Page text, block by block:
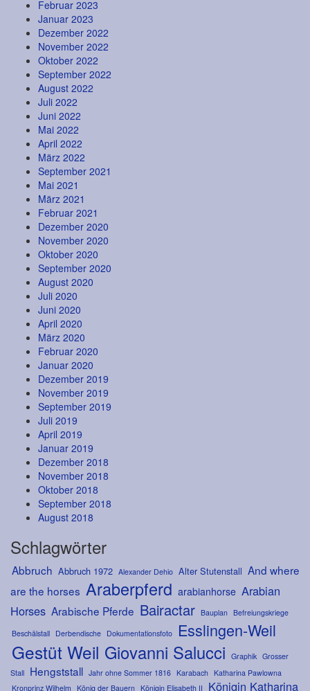
Februar 2023
Januar 2023
Dezember 2022
November 2022
Oktober 2022
September 2022
August 2022
Juli 2022
Juni 2022
Mai 2022
April 2022
März 2022
September 2021
Mai 2021
März 2021
Februar 2021
Dezember 2020
November 2020
Oktober 2020
September 2020
August 2020
Juli 2020
Juni 2020
April 2020
März 2020
Februar 2020
Januar 2020
Dezember 2019
November 2019
September 2019
Juli 2019
April 2019
Januar 2019
Dezember 2018
November 2018
Oktober 2018
September 2018
August 2018
Schlagwörter
Abbruch Abbruch 1972 Alexander Dehio Alter Stutenstall And where
are the horses Araberpferd arabianhorse Arabian
Horses Arabische Pferde Bairactar Bauplan Befreiungskriege
Beschälstall Derbendische Dokumentationsfoto Esslingen-Weil
Gestüt Weil Giovanni Salucci Graphik Grosser
Stall Hengststall Jahr ohne Sommer 1816 Karabach Katharina Pawlowna
Kronprinz Wilhelm König der Bauern Königin Elisabeth II Königin Katharina